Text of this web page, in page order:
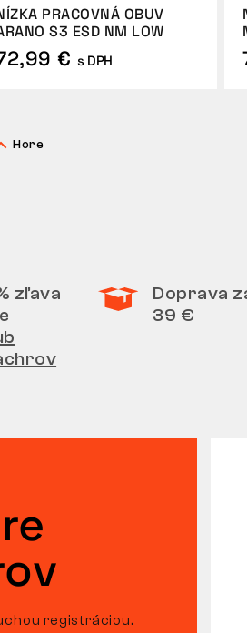
PRACOVNÁ OBUV
S3 ESD NM LOW
€ s DPH
Hore
zľava
Doprava
39 €
registráciou.